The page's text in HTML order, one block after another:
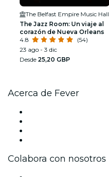
The Belfast Empire Music Hall
The Jazz Room: Un viaje al
corazón de Nueva Orleans
4.8
(54)
23 ago - 3 dic
Desde 25,20 GBP
Acerca de Fever
Colabora con nosotros